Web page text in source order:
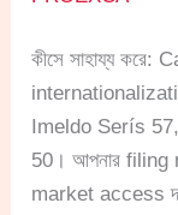
কীসে সাহায্য
Imeldo Serís
50। আপনার filing
market access